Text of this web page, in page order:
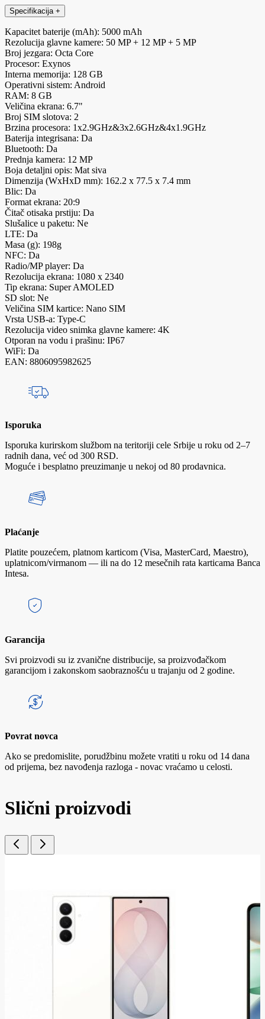
Specifikacija +
Kapacitet baterije (mAh): 5000 mAh
Rezolucija glavne kamere: 50 MP + 12 MP + 5 MP
Broj jezgara: Octa Core
Procesor: Exynos
Interna memorija: 128 GB
Operativni sistem: Android
RAM: 8 GB
Veličina ekrana: 6.7"
Broj SIM slotova: 2
Brzina procesora: 1x2.9GHz&3x2.6GHz&4x1.9GHz
Baterija integrisana: Da
Bluetooth: Da
Prednja kamera: 12 MP
Boja detaljni opis: Mat siva
Dimenzija (WxHxD mm): 162.2 x 77.5 x 7.4 mm
Blic: Da
Format ekrana: 20:9
Čitač otisaka prstiju: Da
Slušalice u paketu: Ne
LTE: Da
Masa (g): 198g
NFC: Da
Radio/MP player: Da
Rezolucija ekrana: 1080 x 2340
Tip ekrana: Super AMOLED
SD slot: Ne
Veličina SIM kartice: Nano SIM
Vrsta USB-a: Type-C
Rezolucija video snimka glavne kamere: 4K
Otporan na vodu i prašinu: IP67
WiFi: Da
EAN: 8806095982625
Isporuka
Isporuka kurirskom službom na teritoriji cele Srbije u roku od 2–7
radnih dana, već od 300 RSD.
Moguće i besplatno preuzimanje u nekoj od 80 prodavnica.
Plaćanje
Platite pouzećem, platnom karticom (Visa, MasterCard, Maestro),
uplatnicom/virmanom — ili na do 12 mesečnih rata karticama Banca
Intesa.
Garancija
Svi proizvodi su iz zvanične distribucije, sa proizvođačkom
garancijom i zakonskom saobraznošću u trajanju od 2 godine.
Povrat novca
Ako se predomislite, porudžbinu možete vratiti u roku od 14 dana
od prijema, bez navođenja razloga - novac vraćamo u celosti.
Slični proizvodi